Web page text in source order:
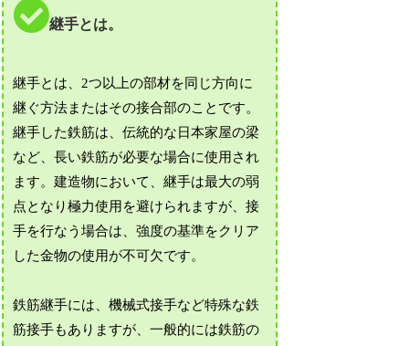
継手とは。
継手とは、2つ以上の部材を同じ方向に
継ぐ方法またはその接合部のことです。
継手した鉄筋は、伝統的な日本家屋の梁
など、長い鉄筋が必要な場合に使用され
ます。建造物において、継手は最大の弱
点となり極力使用を避けられますが、接
手を行なう場合は、強度の基準をクリア
した金物の使用が不可欠です。
鉄筋継手には、機械式接手など特殊な鉄
筋接手もありますが、一般的には鉄筋の